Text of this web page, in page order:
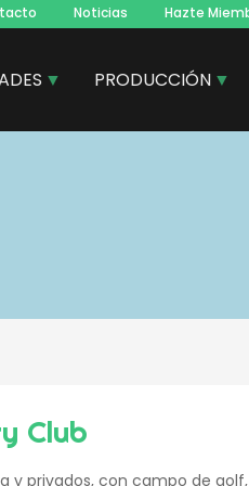
Noticias Hazte
PRODUCCIÓN
Club
y privados, con campo de